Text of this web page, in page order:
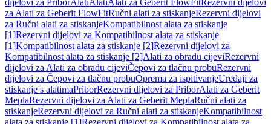
dijelovi za PriborAlatiAlatiAlati za Geberit FlowFitRezervni dijelovi
za Alati za Geberit FlowFitRučni alati za stiskanjeRezervni dijelovi
za Ručni alati za stiskanjeKompatibilnost alata za stiskanje
[1]Rezervni dijelovi za Kompatibilnost alata za stiskanje
[1]Kompatibilnost alata za stiskanje [2]Rezervni dijelovi za
Kompatibilnost alata za stiskanje [2]Alati za obradu cijeviRezervni
dijelovi za Alati za obradu cijeviČepovi za tlačnu probuRezervni
dijelovi za Čepovi za tlačnu probuOprema za ispitivanjeUređaji za
stiskanje s alatimaPriborRezervni dijelovi za PriborAlati za Geberit
MeplaRezervni dijelovi za Alati za Geberit MeplaRučni alati za
stiskanjeRezervni dijelovi za Ručni alati za stiskanjeKompatibilnost
alata za stiskanje [1]Rezervni dijelovi za Kompatibilnost alata za